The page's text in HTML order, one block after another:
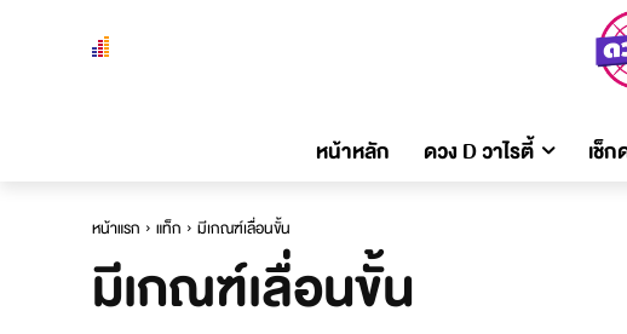
หน้าหลัก ดวง D วาไรตี้ เช็
หน้าแรก แท็ก มีเกณฑ์เลื่อนขั้น
มีเกณฑ์เลื่อนขั้น